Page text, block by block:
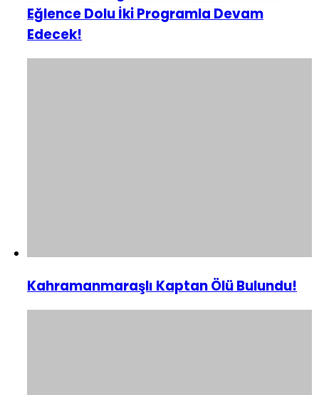
Eğlence Dolu İki Programla Devam
Edecek!
Kahramanmaraşlı Kaptan Ölü Bulundu!